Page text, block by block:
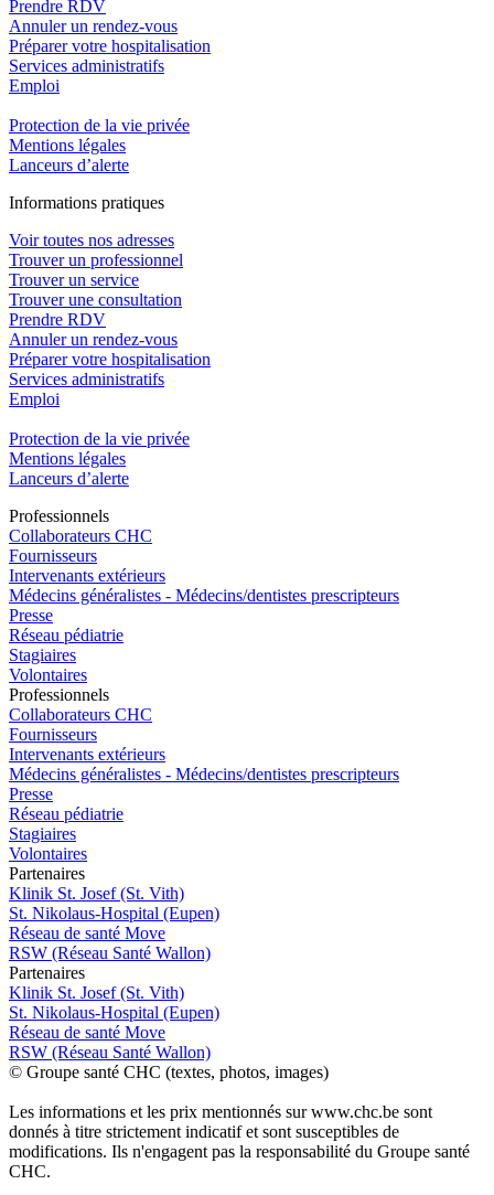
Prendre RDV
Annuler un rendez-vous
Préparer votre hospitalisation
Services administratifs
Emploi​
Protection de la vie privée
Mentions légales
Lanceurs d’alerte
Informations pratiques
Voir toutes nos adresses
Trouver un professionnel
Trouver un service
Trouver une consultation
Prendre RDV
Annuler un rendez-vous
Préparer votre hospitalisation
Services administratifs
Emploi​
Protection de la vie privée
Mentions légales
Lanceurs d’alerte
Professionnels
Collaborateurs CHC
Fournisseurs
Intervenants extérieurs
Médecins généralistes - Médecins/dentistes prescripteurs
Presse
Réseau pédiatrie
Stagiaires
Volontaires
Professionnels
Collaborateurs CHC
Fournisseurs
Intervenants extérieurs
Médecins généralistes - Médecins/dentistes prescripteurs
Presse
Réseau pédiatrie
Stagiaires
Volontaires
Partenaires
Klinik St. Josef (St. Vith)
St. Nikolaus-Hospital (Eupen)
Réseau de santé Move
RSW (Réseau Santé Wallon)
Partenaires
Klinik St. Josef (St. Vith)
St. Nikolaus-Hospital (Eupen)
Réseau de santé Move
RSW (Réseau Santé Wallon)
© Groupe santé CHC (textes, photos, images)
Les informations et les prix mentionnés sur www.chc.be sont
donnés à titre strictement indicatif et sont susceptibles de
modifications. Ils n'engagent pas la responsabilité du Groupe santé
CHC.